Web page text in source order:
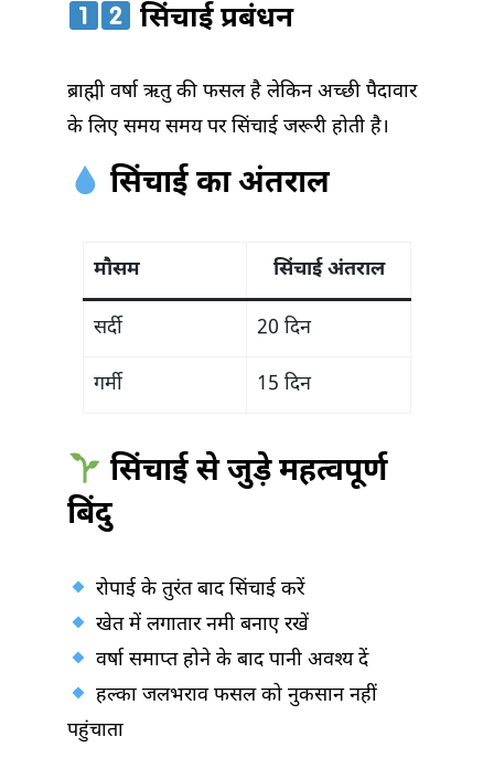
सिंचाई प्रबंधन
ब्राह्मी वर्षा ऋतु की फसल है लेकिन अच्छी पैदावार
के लिए समय समय पर सिंचाई जरूरी होती है।
सिंचाई का अंतराल
मौसम सिंचाई अंतराल
सर्दी 20 दिन
गर्मी 15 दिन
सिंचाई से जुड़े महत्वपूर्ण
बिंदु
रोपाई के तुरंत बाद सिंचाई करें
खेत में लगातार नमी बनाए रखें
वर्षा समाप्त होने के बाद पानी अवश्य दें
हल्का जलभराव फसल को नुकसान नहीं
पहुंचाता